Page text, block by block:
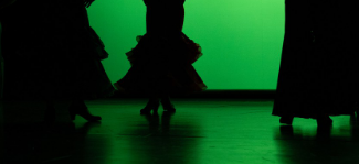
Förderverein
Geschichte